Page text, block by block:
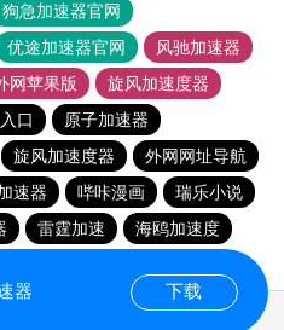
狗急加速器官网
优途加速器官网
风驰加速器
网苹果版
旋风加速度器
口
原子加速器
旋风加速度器
外网网址导航
速器 哔咔漫画
瑞乐小说
雷霆加速
海鸥加速度
器 下载